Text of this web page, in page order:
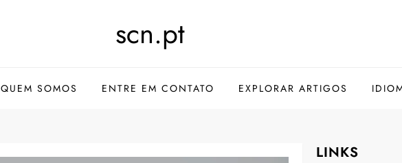
scn.pt
QUEM SOMOS ENTRE EM CONTATO EXPLORAR ARTIGOS
LINKS